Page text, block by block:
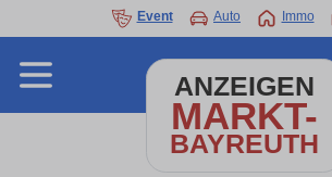
Event Auto Immo
ANZEIGEN
MARKT-
BAYREUTH